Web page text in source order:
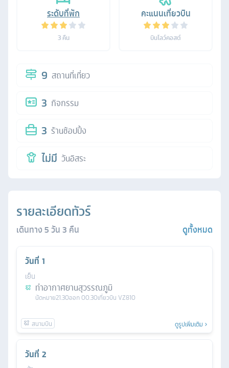
ระดับที่พัก
3คืน
คะแนนเที่ยวบิน
บินโลว์คอสต์
9 สถานที่เที่ยว
3 กิจกรรม
3 ร้านช้อปปิ้ง
ไม่มี วันอิสระ
รายละเอียดทัวร์
เดินทาง5วัน3 คืน ดูทั้งหมด
วันที่ 1
เย็น
ท่าอากาศยานสุวรรณภูมิ
นัดหมาย21.30ออก00.30เที่ยวบิน VZ810
ดูรูปเพิ่มเติม
วันที่ 2